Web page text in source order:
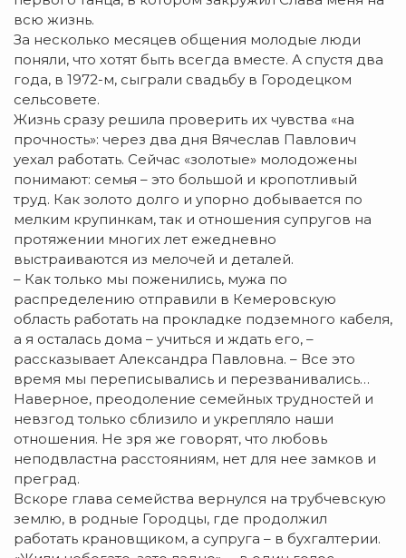
всю жизнь.
За несколько месяцев общения молодые люди
поняли, что хотят быть всегда вместе. А спустя два
года, в 1972-м, сыграли свадьбу в Городецком
сельсовете.
Жизнь сразу решила проверить их чувства «на
прочность»: через два дня Вячеслав Павлович
уехал работать. Сейчас «золотые» молодожены
понимают: семья – это большой и кропотливый
труд. Как золото долго и упорно добывается по
мелким крупинкам, так и отношения супругов на
протяжении многих лет ежедневно
выстраиваются из мелочей и деталей.
– Как только мы поженились, мужа по
распределению отправили в Кемеровскую
область работать на прокладке подземного кабеля,
а я осталась дома – учиться и ждать его, –
рассказывает Александра Павловна. – Все это
время мы переписывались и перезванивались…
Наверное, преодоление семейных трудностей и
невзгод только сблизило и укрепляло наши
отношения. Не зря же говорят, что любовь
неподвластна расстояниям, нет для нее замков и
преград.
Вскоре глава семейства вернулся на трубчевскую
землю, в родные Городцы, где продолжил
работать крановщиком, а супруга – в бухгалтерии.